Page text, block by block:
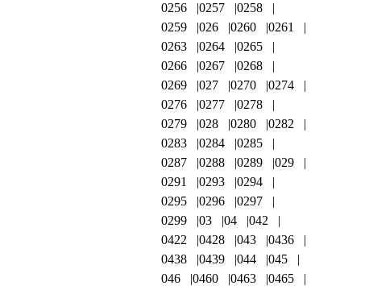
0256
0257
0258
0259
026 0260
0261
0263
0264
0265
0266
0267
0268
0269
027 0270
0274
0276
0277
0278
0279
028 0280
0282
0283
0284
0285
0287
0288 0289
029
0291
0293
0294
0295
0296
0297
0299
03 04
042
0422
0428 043
0436
0438
0439 044
045
046
0460 0463
0465